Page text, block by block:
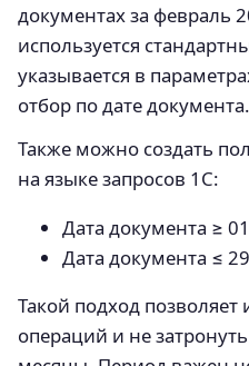
документах за февраль
используется
указывается в
отбор по дате документа.
Также можно создать
на языке запросов 1С:
Дата документа ≥
Дата документа ≤
Такой подход
операций и не